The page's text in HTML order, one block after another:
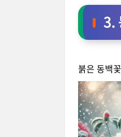
3.
붉은 동백